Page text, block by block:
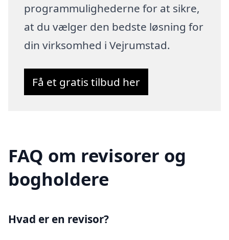
programmulighederne for at sikre,
at du vælger den bedste løsning for
din virksomhed i Vejrumstad.
Få et gratis tilbud her
FAQ om revisorer og
bogholdere
Hvad er en revisor?